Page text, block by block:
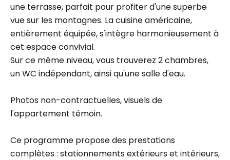
une terrasse, parfait pour profiter d'une superbe
vue sur les montagnes. La cuisine américaine,
entièrement équipée, s'intègre harmonieusement à
cet espace convivial.
Sur ce même niveau, vous trouverez 2 chambres,
un WC indépendant, ainsi qu'une salle d'eau.
Photos non-contractuelles, visuels de
l'appartement témoin.
Ce programme propose des prestations
complètes : stationnements extérieurs et intérieurs,